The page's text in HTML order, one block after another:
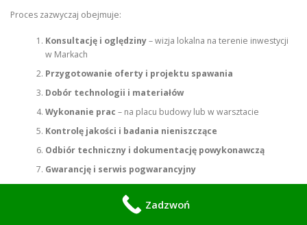
Proces zazwyczaj obejmuje:
Konsultację i oględziny– wizja lokalna na terenie inwestycji
w Markach
Przygotowanie oferty i projektu spawania
Dobór technologii i materiałów
Wykonanie prac – na placu budowy lub w warsztacie
Kontrolę jakości i badania nieniszczące
Odbiór techniczny i dokumentację powykonawczą
Gwarancję i serwis pogwarancyjny
Przykładowe realizacje w regionie
Choć każda inwestycja jest inna, lokalni specjaliści regularnie realizują:
Zadzwoń